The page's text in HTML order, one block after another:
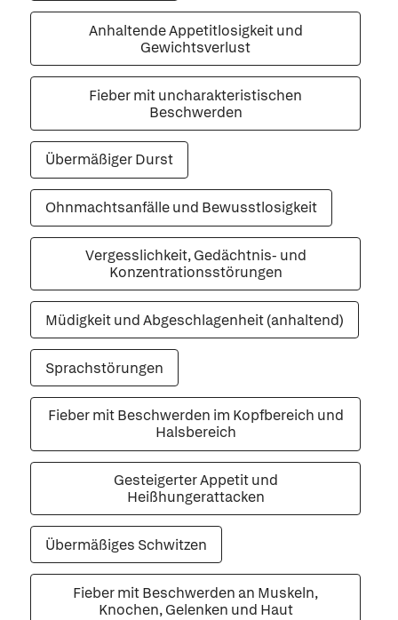
Anhaltende Appetitlosigkeit und
Gewichtsverlust
Fieber mit uncharakteristischen
Beschwerden
Übermäßiger Durst
Ohnmachtsanfälle und Bewusstlosigkeit
Vergesslichkeit, Gedächtnis- und
Konzentrationsstörungen
Müdigkeit und Abgeschlagenheit (anhaltend)
Sprachstörungen
Fieber mit Beschwerden im Kopfbereich und
Halsbereich
Gesteigerter Appetit und
Heißhungerattacken
Übermäßiges Schwitzen
Fieber mit Beschwerden an Muskeln,
Knochen, Gelenken und Haut